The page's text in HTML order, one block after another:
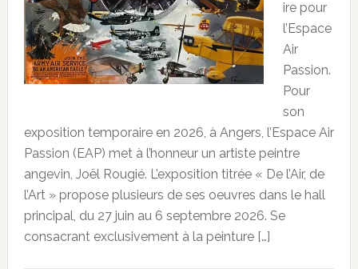
ire pour
l’Espace
Air
Passion.
Pour
son
exposition temporaire en 2026, à Angers, l’Espace Air
Passion (EAP) met à l’honneur un artiste peintre
angevin, Joël Rougié. L’exposition titrée « De l’Air, de
l’Art » propose plusieurs de ses oeuvres dans le hall
principal, du 27 juin au 6 septembre 2026. Se
consacrant exclusivement à la peinture […]